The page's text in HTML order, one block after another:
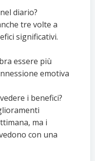
diario?
tre volte a
significativi.
essere più
emotiva
i benefici?
ma i
con una